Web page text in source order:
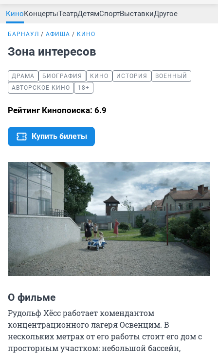
КиноКонцертыТеатрДетямСпортВыставкиДругое
БАРНАУЛ АФИША КИНО
Зона интересов
ДРАМА БИОГРАФИЯ КИНО ИСТОРИЯ
ВОЕННЫЙ
АВТОРСКОЕ КИНО
18+
Рейтинг Кинопоиска: 6.9
Купить билеты
О фильме
Рудольф Хёсс работает комендантом
концентрационного лагеря Освенцим. В
нескольких метрах от его работы стоит его дом с
просторным участком: небольшой бассейн,